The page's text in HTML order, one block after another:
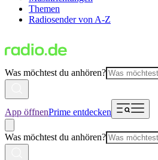
Themen
Radiosender von A-Z
Was möchtest du anhören?
App öffnenPrime entdecken
Was möchtest du anhören?